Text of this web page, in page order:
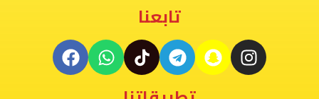
تابعنا